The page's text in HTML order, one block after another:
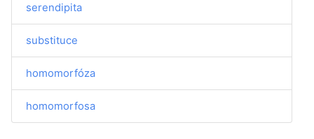
serendipita
substituce
homomorfóza
homomorfosa